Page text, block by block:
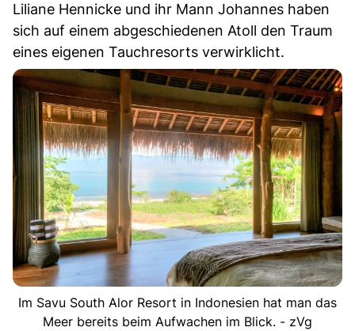
Liliane Hennicke und ihr Mann Johannes haben
sich auf einem abgeschiedenen Atoll den Traum
eines eigenen Tauchresorts verwirklicht.
Im Savu South Alor Resort in Indonesien hat man das
Meer bereits beim Aufwachen im Blick. - zVg